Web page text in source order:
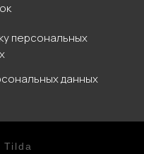
персональных
данных
Tilda